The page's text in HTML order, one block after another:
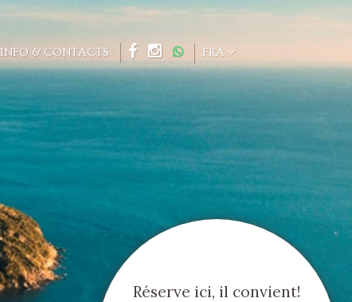
INFO & CONTACTS FRA
Réserve ici, il convient!